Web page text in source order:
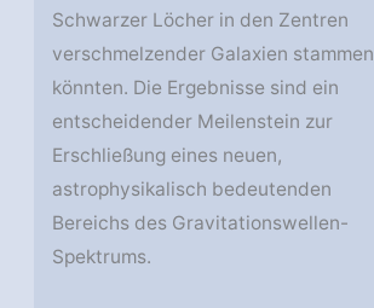
Schwarzer Löcher in den Zentren
verschmelzender Galaxien stammen
könnten. Die Ergebnisse sind ein
entscheidender Meilenstein zur
Erschließung eines neuen,
astrophysikalisch bedeutenden
Bereichs des Gravitationswellen-
Spektrums.